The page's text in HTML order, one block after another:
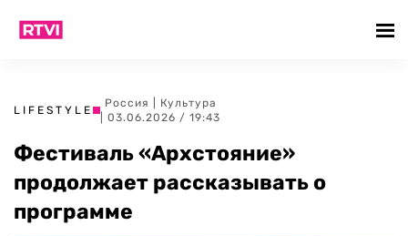
LIFESTYLE
Россия
Культура
| 03.06.2026 / 19:43
Фестиваль «Архстояние»
продолжает рассказывать о
программе